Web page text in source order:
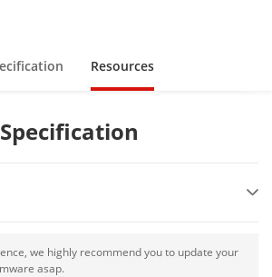
Resources
Specification
we highly recommend you to update your
asap.